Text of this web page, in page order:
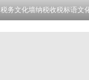
税务文化墙纳税收税标语文